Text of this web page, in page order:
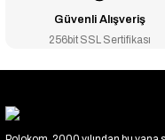
Güvenli Alışveriş
256bit SSL Sertifikası